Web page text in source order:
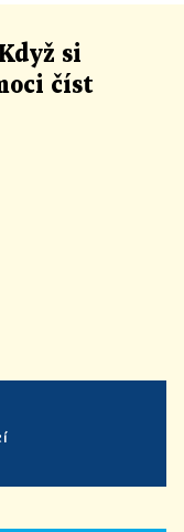
si
číst